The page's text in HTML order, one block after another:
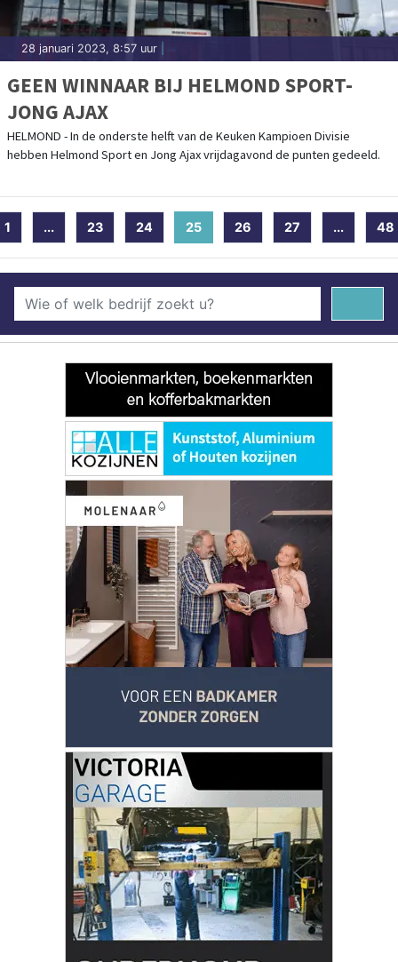
28 januari 2023, 8:57 uur
GEEN WINNAAR BIJ HELMOND SPORT-
JONG AJAX
HELMOND - In de onderste helft van de Keuken Kampioen Divisie
hebben Helmond Sport en Jong Ajax vrijdagavond de punten gedeeld.
1 ... 23 24 25(current)
26 27 ... 48